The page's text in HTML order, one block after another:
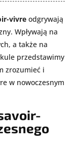
vivre odgrywają
Wpływają na
a także na
przedstawimy
zrozumieć i
w nowoczesnym